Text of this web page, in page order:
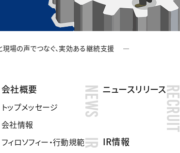
場の声でつなぐ、実効ある継続支援 ―
会社概要
トップメッセージ
会社情報
フィロソフィー・行動規範
NEWS ニュースリリース
IR IR情報
RECRUIT